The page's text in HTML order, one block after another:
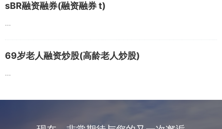
sBR融资融券(融资融券 t)
...
69岁老人融资炒股(高龄老人炒股)
...